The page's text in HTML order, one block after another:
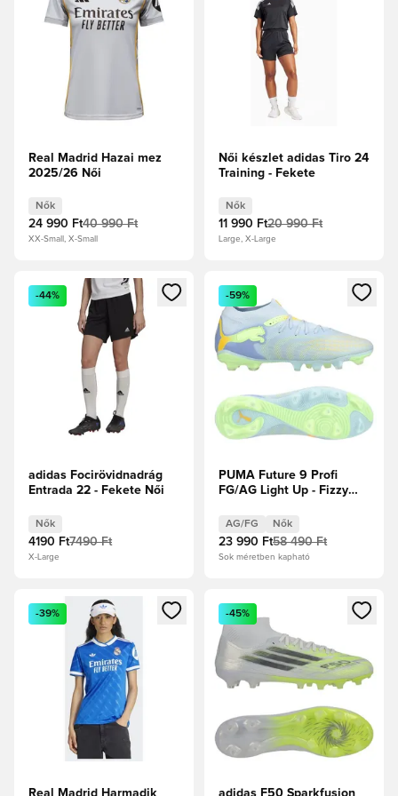
Real Madrid Hazai mez
2025/26 Női
Nők
24 990 Ft40 990 Ft
XX-Small, X-Small
Női készlet adidas Tiro 24
Training - Fekete
Nők
11 990 Ft20 990 Ft
Large, X-Large
Megnyit egy modált a bejelentkezéshez vagy a tagként
-44%
adidas Focirövidnadrág
Entrada 22 - Fekete Női
Nők
4190 Ft7490 Ft
X-Large
Megnyit egy modált a
-59%
PUMA Future 9 Profi
FG/AG Light Up - Fizzy
Levendula Női
AG/FG Nők
23 990 Ft58 490 Ft
Sok méretben kapható
Megnyit egy modált a bejelentkezéshez vagy a tagként
-39%
Real Madrid Harmadik
Megnyit egy modált a
-45%
adidas F50 Sparkfusion